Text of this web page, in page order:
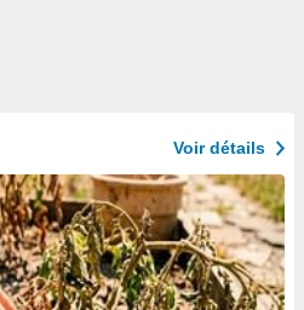
Voir détails